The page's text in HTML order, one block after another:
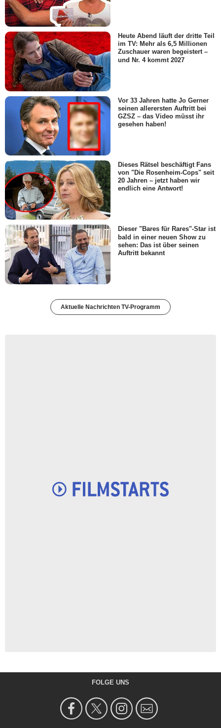
Heute Abend läuft der dritte Teil
im TV: Mehr als 6,5 Millionen
Zuschauer waren begeistert –
und Nr. 4 kommt 2027
Vor 33 Jahren hatte Jo Gerner
seinen allerersten Auftritt bei
GZSZ – das Video müsst ihr
gesehen haben!
Dieses Rätsel beschäftigt Fans
von "Die Rosenheim-Cops" seit
20 Jahren – jetzt haben wir
endlich eine Antwort!
Dieser "Bares für Rares"-Star ist
bald in einer neuen Show zu
sehen: Das ist über seinen
Auftritt bekannt
Aktuelle Nachrichten TV-Programm
FOLGE UNS